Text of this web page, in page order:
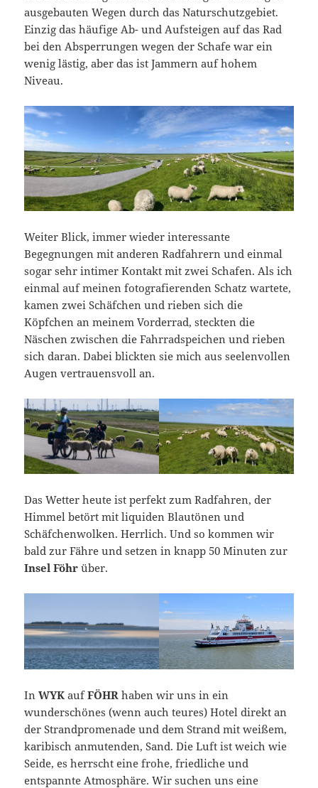
ausgebauten Wegen durch das Naturschutzgebiet.
Einzig das häufige Ab- und Aufsteigen auf das Rad
bei den Absperrungen wegen der Schafe war ein
wenig lästig, aber das ist Jammern auf hohem
Niveau.
Weiter Blick, immer wieder interessante
Begegnungen mit anderen Radfahrern und einmal
sogar sehr intimer Kontakt mit zwei Schafen. Als ich
einmal auf meinen fotografierenden Schatz wartete,
kamen zwei Schäfchen und rieben sich die
Köpfchen an meinem Vorderrad, steckten die
Näschen zwischen die Fahrradspeichen und rieben
sich daran. Dabei blickten sie mich aus seelenvollen
Augen vertrauensvoll an.
Das Wetter heute ist perfekt zum Radfahren, der
Himmel betört mit liquiden Blautönen und
Schäfchenwolken. Herrlich. Und so kommen wir
bald zur Fähre und setzen in knapp 50 Minuten zur
Insel Föhr über.
InWYKaufFÖHRhaben wir uns in ein
wunderschönes (wenn auch teures) Hotel direkt an
der Strandpromenade und dem Strand mit weißem,
karibisch anmutenden, Sand. Die Luft ist weich wie
Seide, es herrscht eine frohe, friedliche und
entspannte Atmosphäre. Wir suchen uns eine